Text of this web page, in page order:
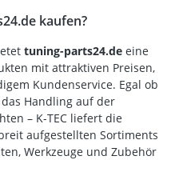
kaufen?
tuning-parts24.de eine
mit attraktiven Preisen,
Kundenservice. Egal ob
Handling auf der
– K-TEC liefert die
aufgestellten Sortiments
Werkzeuge und Zubehör